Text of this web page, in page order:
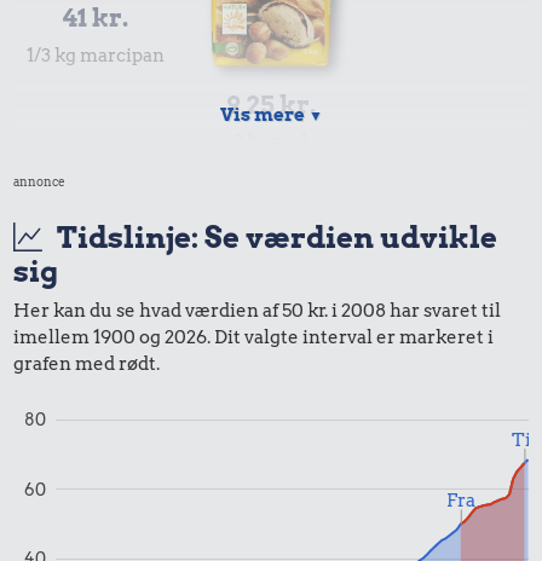
41 kr.
1/3 kg marcipan
9,25 kr.
50 kr.
Priser i 2025
Vis mere ▼
annonce
Tidslinje: Se værdien udvikle
sig
Her kan du se hvad værdien af 50 kr. i 2008 har svaret til
imellem 1900 og 2026. Dit valgte interval er markeret i
grafen med rødt.
60
80
Fra
Til